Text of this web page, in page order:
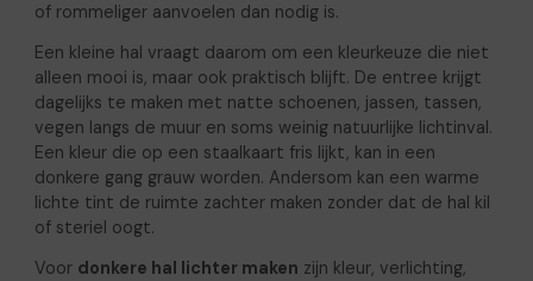
of rommeliger aanvoelen dan nodig is.
Een kleine hal vraagt daarom om een kleurkeuze die niet
alleen mooi is, maar ook praktisch blijft. De entree krijgt
dagelijks te maken met natte schoenen, jassen, tassen,
vegen langs de muur en soms weinig natuurlijke lichtinval.
Een kleur die op een staalkaart fris lijkt, kan in een
donkere gang grauw worden. Andersom kan een warme
lichte tint de ruimte zachter maken zonder dat de hal kil
of steriel oogt.
Voor donkere hal lichter maken zijn kleur, verlichting,